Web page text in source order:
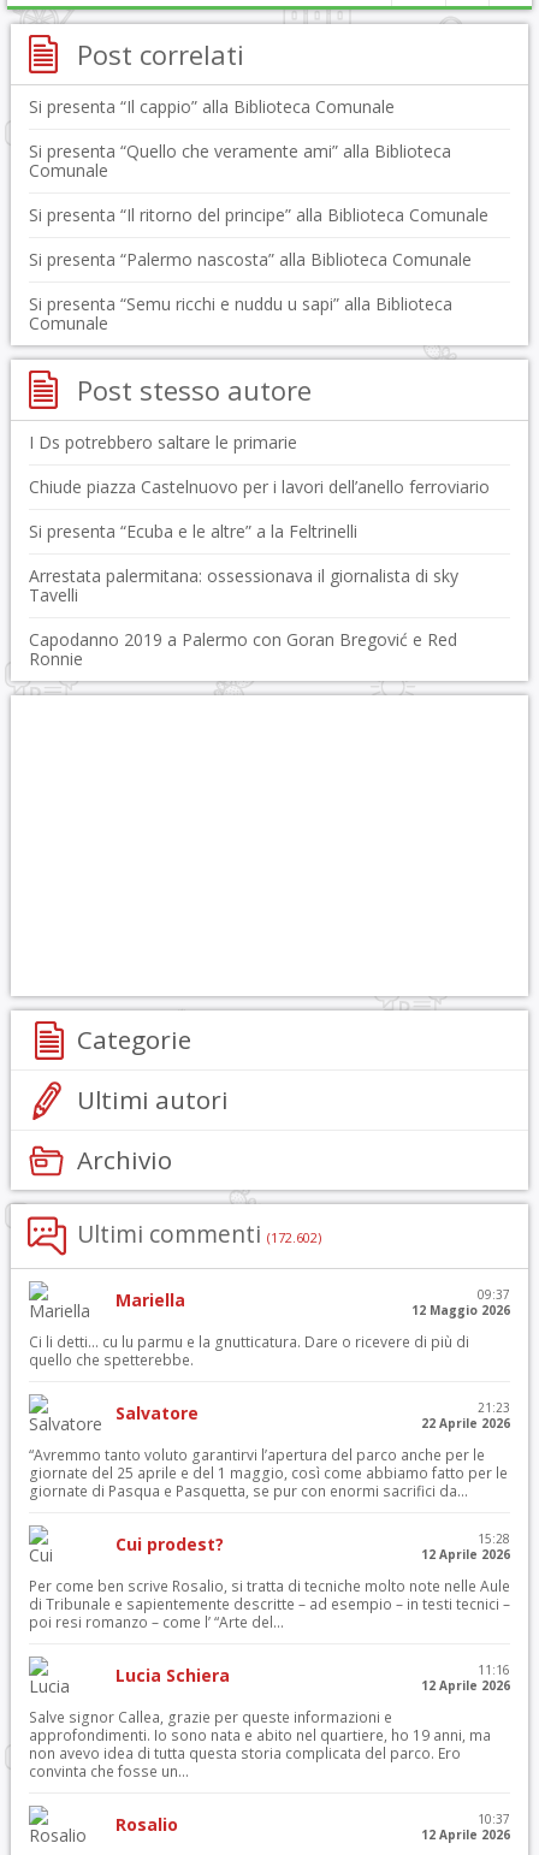
Post correlati
Si presenta “Il cappio” alla Biblioteca Comunale
Si presenta “Quello che veramente ami” alla Biblioteca
Comunale
Si presenta “Il ritorno del principe” alla Biblioteca Comunale
Si presenta “Palermo nascosta” alla Biblioteca Comunale
Si presenta “Semu ricchi e nuddu u sapi” alla Biblioteca
Comunale
Post stesso autore
I Ds potrebbero saltare le primarie
Chiude piazza Castelnuovo per i lavori dell’anello ferroviario
Si presenta “Ecuba e le altre” a la Feltrinelli
Arrestata palermitana: ossessionava il giornalista di sky
Tavelli
Capodanno 2019 a Palermo con Goran Bregović e Red
Ronnie
Categorie
Ultimi autori
Archivio
Ultimi commenti (172.602)
Mariella
09:37
12 Maggio 2026
Ci li detti… cu lu parmu e la gnutticatura. Dare o ricevere di più di
quello che spetterebbe.
Salvatore
21:23
22 Aprile 2026
“Avremmo tanto voluto garantirvi l’apertura del parco anche per le
giornate del 25 aprile e del 1 maggio, così come abbiamo fatto per le
giornate di Pasqua e Pasquetta, se pur con enormi sacrifici da...
Cui prodest?
15:28
12 Aprile 2026
Per come ben scrive Rosalio, si tratta di tecniche molto note nelle Aule
di Tribunale e sapientemente descritte – ad esempio – in testi tecnici –
poi resi romanzo – come l’ “Arte del...
Lucia Schiera
11:16
12 Aprile 2026
Salve signor Callea, grazie per queste informazioni e
approfondimenti. Io sono nata e abito nel quartiere, ho 19 anni, ma
non avevo idea di tutta questa storia complicata del parco. Ero
convinta che fosse un...
Rosalio
10:37
12 Aprile 2026